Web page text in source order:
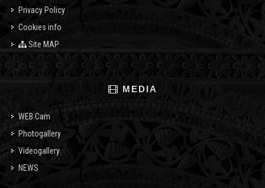
Privacy Policy
Cookies info
Site MAP
MEDIA
WEB Cam
Photogallery
Videogallery
NEWS